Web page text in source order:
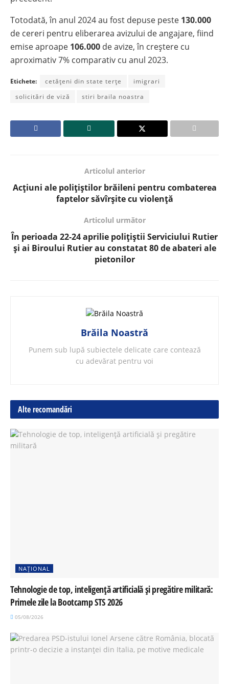
Totodată, în anul 2024 au fost depuse peste 130.000
de cereri pentru eliberarea avizului de angajare, fiind
emise aproape 106.000 de avize, în creștere cu
aproximativ 7% comparativ cu anul 2023.
Etichete: cetățeni din state terțe
imigrari
solicitări de viză
stiri braila noastra
Articolul anterior
Acțiuni ale polițiștilor brăileni pentru combaterea
faptelor săvîrșite cu violență
Articolul următor
În perioada 22-24 aprilie polițiștii Serviciului Rutier
și ai Biroului Rutier au constatat 80 de abateri ale
pietonilor
Brăila Noastră
Punem sub lupă subiectele delicate care contează
cu adevărat pentru voi
Alte recomandări
NAȚIONAL
Tehnologie de top, inteligență artificială și pregătire militară:
Primele zile la Bootcamp STS 2026
05/08/2026